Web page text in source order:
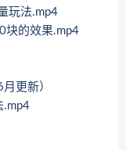
玩法.mp4
块的效果.mp4
更新）
.mp4